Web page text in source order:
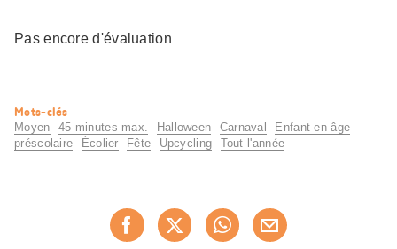
Pas encore d'évaluation
Informations
utiles
Mots-clés
Moyen 45 minutes max. Halloween Carnaval
Enfant en âge
préscolaire
Écolier Fête Upcycling Tout l'année
Recommander maintenant